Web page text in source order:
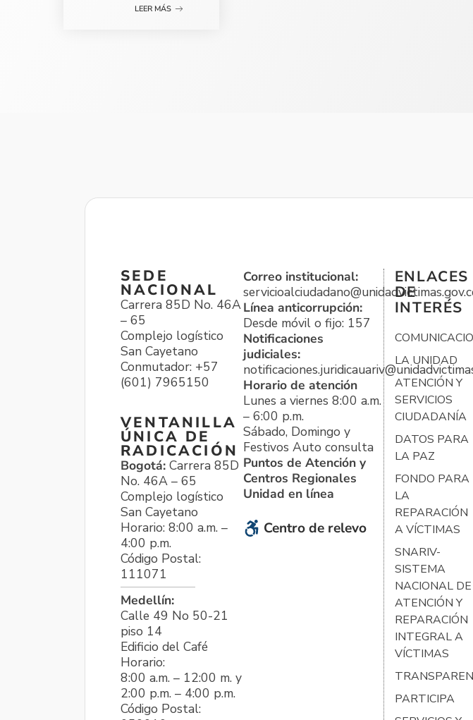
LEER MÁS
SEDE
NACIONAL
Carrera 85D No. 46A
– 65
Complejo logístico
San Cayetano
Conmutador: +57
(601) 7965150
VENTANILLA
ÚNICA DE
RADICACIÓN
Bogotá: Carrera 85D
No. 46A – 65
Complejo logístico
San Cayetano
Horario: 8:00 a.m. –
4:00 p.m.
Código Postal:
111071
Medellín:
Calle 49 No 50-21
piso 14
Edificio del Café
Horario:
8:00 a.m. – 12:00 m. y
2:00 p.m. – 4:00 p.m.
Código Postal:
Correo institucional:
Línea anticorrupción:
Desde móvil o fijo: 157
Notificaciones
judiciales:
Horario de atención
Lunes a viernes 8:00 a.m.
– 6:00 p.m.
Sábado, Domingo y
Festivos Auto consulta
Puntos de Atención y
Centros Regionales
Unidad en línea
Centro de relevo
ENLACES
DE
INTERÉS
LA UNIDAD
ATENCIÓN Y
SERVICIOS
CIUDADANÍA
DATOS PARA
LA PAZ
FONDO PARA
LA
REPARACIÓN
A VÍCTIMAS
SNARIV-
SISTEMA
NACIONAL DE
ATENCIÓN Y
REPARACIÓN
INTEGRAL A
VÍCTIMAS
PARTICIPA